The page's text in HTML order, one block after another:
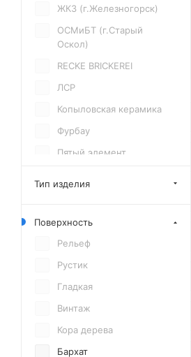
ЖКЗ (г.Железногорск)
ОСМиБТ (г.Старый
Оскол)
RECKE BRICKEREI
ЛСР
Копыловская керамика
Фурбау
Пятый элемент
РКЗ
Тип изделия
Поверхность
Рельеф
Рустик
Гладкая
Винтаж
Кора дерева
Бархат